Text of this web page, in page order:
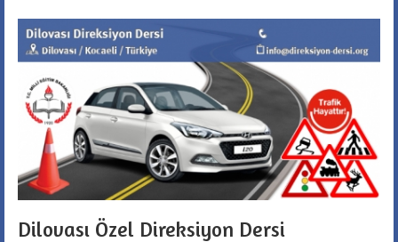
Dilovası Özel Direksiyon Dersi